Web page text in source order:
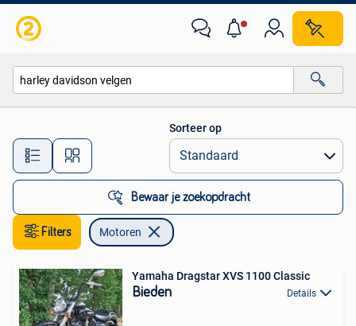
Alle afstanden…
Sorteer op
Bewaar je zoekopdracht
Filters Motoren
Yamaha Dragstar XVS 1100 Classic
Bieden Details